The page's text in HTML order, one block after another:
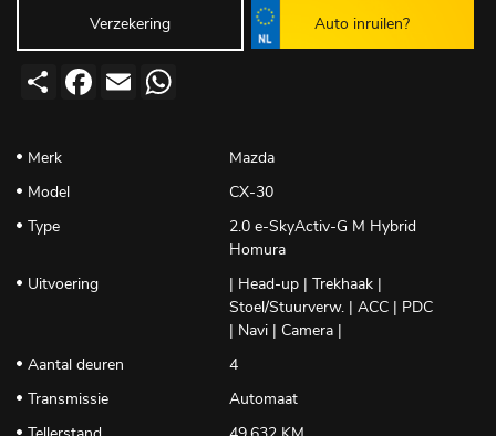
Verzekering Auto inruilen?
Deel Facebook
Email
Merk
Mazda
Model
CX-30
Type
2.0 e-SkyActiv-G M Hybrid
Homura
Uitvoering
| Head-up | Trekhaak |
Stoel/Stuurverw. | ACC | PDC
| Navi | Camera |
Aantal deuren
4
Transmissie
Automaat